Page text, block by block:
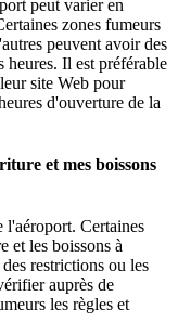
peut varier en
zones fumeurs
peuvent avoir des
heures. Il est préférable
site Web pour
d'ouverture de la
et mes boissons
l'aéroport. Certaines
et les boissons à
restrictions ou les
auprès de
les règles et